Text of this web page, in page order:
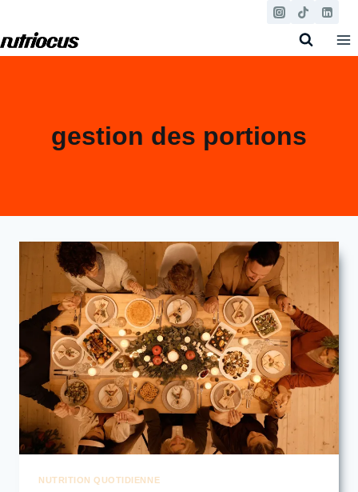
contenu
gestion des portions
NUTRITION QUOTIDIENNE